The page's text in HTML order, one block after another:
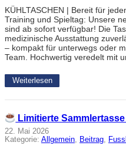
KÜHLTASCHEN | Bereit für
Training und Spieltag: Unsere
sind ab sofort verfügbar! Die
medizinische Ausstattung
– kompakt für unterwegs oder
Team. Hochwertig veredelt mit
Weiterlesen
Limitierte
22. Mai 2026
Kategorie: Allgemein Beitrag